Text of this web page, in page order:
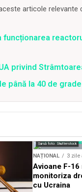
articole relevante
funcționarea
privind
până la 40 de
Sursă foto: Shutterstock
NAȚIONAL 3 zile
Avioane F-
monitoriza
cu Ucraina